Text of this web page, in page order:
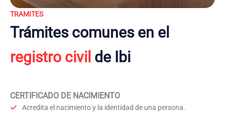
TRAMITES
Trámites comunes en el
registro civil de Ibi
CERTIFICADO DE NACIMIENTO
Acredita el nacimiento y la identidad de una persona.